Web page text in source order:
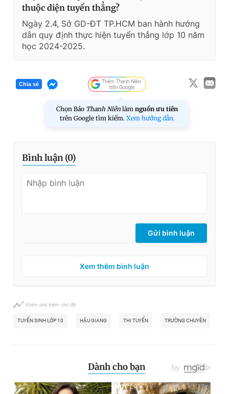
thuộc diện tuyển thẳng?
Ngày 2.4, Sở GD-ĐT TP.HCM ban hành hướng
dẫn quy định thực hiện tuyển thẳng lớp 10 năm
học 2024-2025.
Chia sẻ
Chọn Báo Thanh Niên làm nguồn ưu tiên
trên Google tìm kiếm. Xem hướng dẫn.
Bình luận (0)
Gửi bình luận
Xem thêm bình luận
Khám phá thêm chủ đề
TUYỂN SINH LỚP 10 HẬU GIANG THI TUYỂN TRƯỜNG CHUYÊN